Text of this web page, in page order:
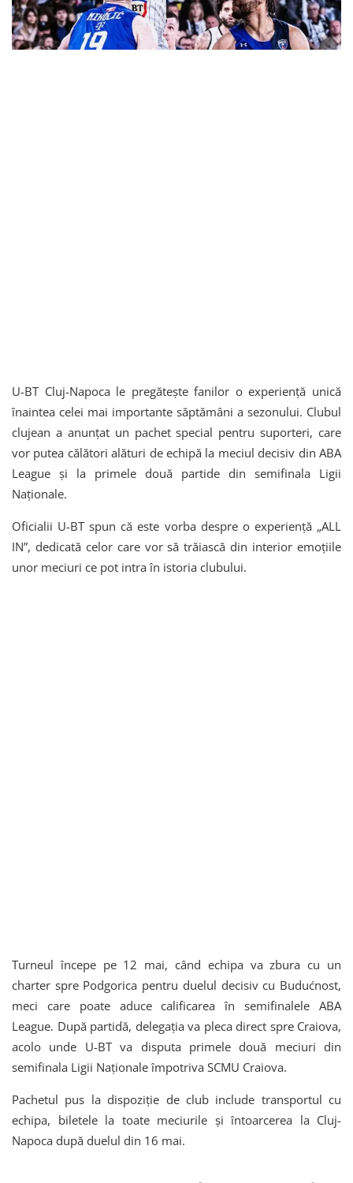
U-BT Cluj-Napoca le pregătește fanilor o experiență unică
înaintea celei mai importante săptămâni a sezonului. Clubul
clujean a anunțat un pachet special pentru suporteri, care
vor putea călători alături de echipă la meciul decisiv din ABA
League și la primele două partide din semifinala Ligii
Naționale.
Oficialii U-BT spun că este vorba despre o experiență „ALL
IN”, dedicată celor care vor să trăiască din interior emoțiile
unor meciuri ce pot intra în istoria clubului.
Turneul începe pe 12 mai, când echipa va zbura cu un
charter spre Podgorica pentru duelul decisiv cu Budućnost,
meci care poate aduce calificarea în semifinalele ABA
League. După partidă, delegația va pleca direct spre Craiova,
acolo unde U-BT va disputa primele două meciuri din
semifinala Ligii Naționale împotriva SCMU Craiova.
Pachetul pus la dispoziție de club include transportul cu
echipa, biletele la toate meciurile și întoarcerea la Cluj-
Napoca după duelul din 16 mai.